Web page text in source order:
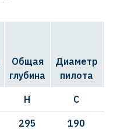
Общая
глубина
Диаметр
пилота
H C
295 190